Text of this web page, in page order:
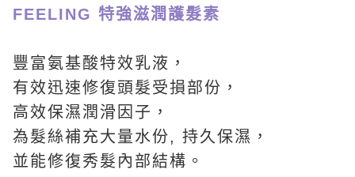
FEELING 特強滋潤護髮素
豐富氨基酸特效乳液，
有效迅速修復頭髮受損部份，
高效保濕潤滑因子，
為髮絲補充大量水份, 持久保濕，
並能修復秀髮內部結構。